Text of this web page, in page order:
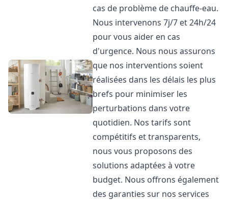
cas de problème de chauffe-eau.
Nous intervenons 7j/7 et 24h/24
pour vous aider en cas
d'urgence. Nous nous assurons
que nos interventions soient
réalisées dans les délais les plus
brefs pour minimiser les
perturbations dans votre
quotidien. Nos tarifs sont
compétitifs et transparents,
nous vous proposons des
solutions adaptées à votre
budget. Nous offrons également
des garanties sur nos services